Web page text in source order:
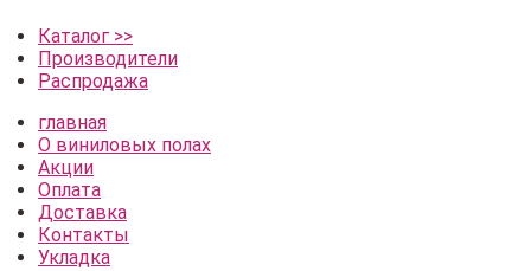
Каталог >>
Производители
Распродажа
главная
О виниловых полах
Акции
Оплата
Доставка
Контакты
Укладка